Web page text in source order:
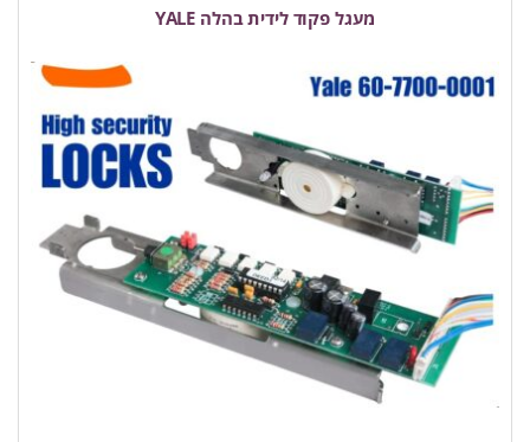
מעגל פקוד לידית בהלה YALE